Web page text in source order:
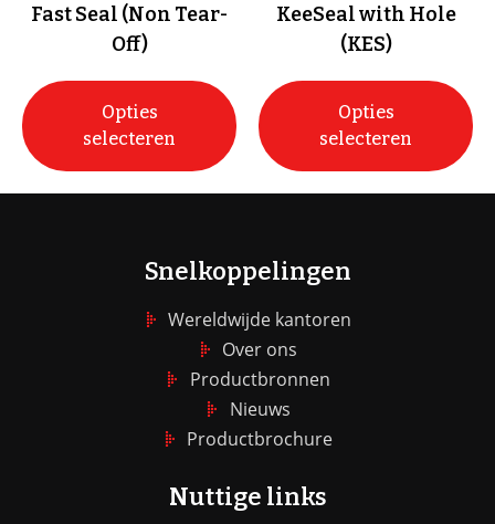
Fast Seal (Non Tear-
Off)
Opties
selecteren
KeeSeal with Hole
(KES)
Opties
selecteren
Snelkoppelingen
Wereldwijde kantoren
Over ons
Productbronnen
Nieuws
Productbrochure
Nuttige links